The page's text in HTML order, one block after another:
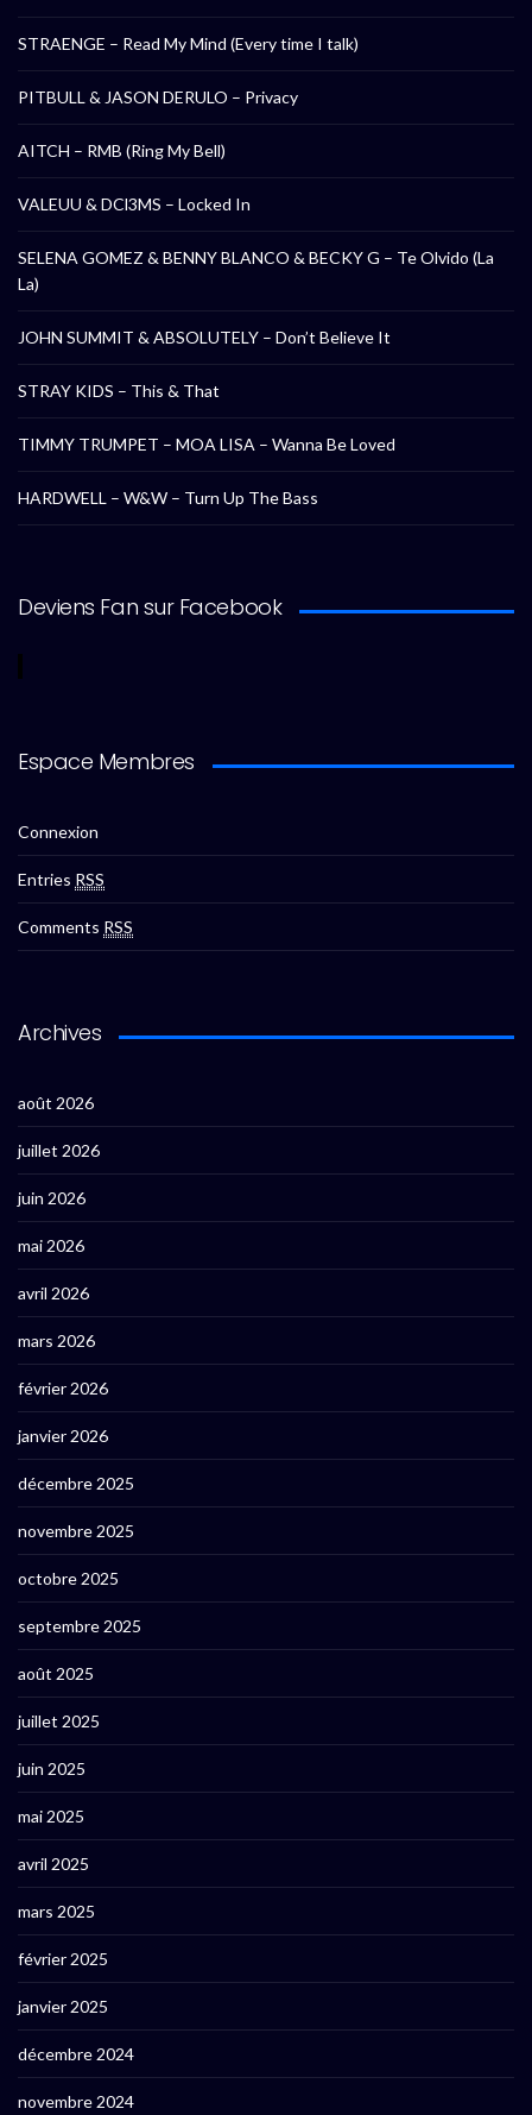
STRAENGE – Read My Mind (Every time I talk)
PITBULL & JASON DERULO – Privacy
AITCH – RMB (Ring My Bell)
VALEUU & DCl3MS – Locked In
SELENA GOMEZ & BENNY BLANCO & BECKY G – Te Olvido (La
La)
JOHN SUMMIT & ABSOLUTELY – Don’t Believe It
STRAY KIDS – This & That
TIMMY TRUMPET – MOA LISA – Wanna Be Loved
HARDWELL – W&W – Turn Up The Bass
Deviens Fan sur Facebook
Espace Membres
Connexion
Entries RSS
Comments RSS
Archives
août 2026
juillet 2026
juin 2026
mai 2026
avril 2026
mars 2026
février 2026
janvier 2026
décembre 2025
novembre 2025
octobre 2025
septembre 2025
août 2025
juillet 2025
juin 2025
mai 2025
avril 2025
mars 2025
février 2025
janvier 2025
décembre 2024
novembre 2024